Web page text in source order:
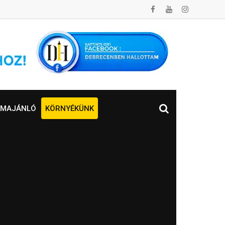
KÖRNYÉKÜNK